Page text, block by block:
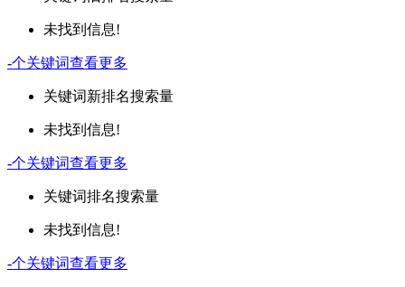
未找到信息!
-个关键词查看更多
关键词新排名搜索量
未找到信息!
-个关键词查看更多
关键词排名搜索量
未找到信息!
-个关键词查看更多